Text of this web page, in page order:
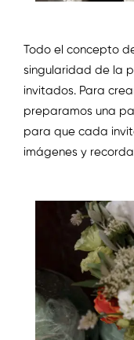
Todo el concepto
singularidad de la
invitados. Para
preparamos una
para que cada
imágenes y